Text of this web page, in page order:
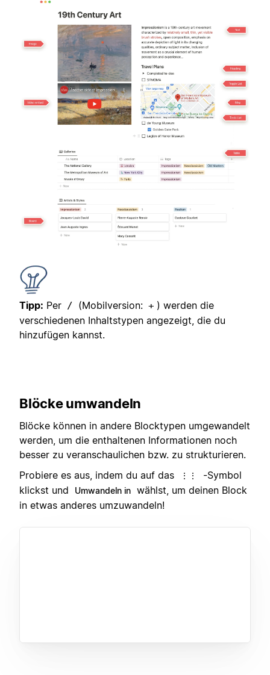
Tipp: Per / (Mobilversion: + ) werden die
verschiedenen Inhaltstypen angezeigt, die du
hinzufügen kannst.
Blöcke umwandeln
Blöcke können in andere Blocktypen umgewandelt
werden, um die enthaltenen Informationen noch
besser zu veranschaulichen bzw. zu strukturieren.
Probiere es aus, indem du auf das
⋮⋮
-Symbol
klickst und
Umwandeln in wählst, um deinen Block
in etwas anderes umzuwandeln!